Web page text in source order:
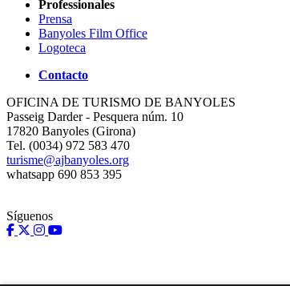
Professionales
Prensa
Banyoles Film Office
Logoteca
Contacto
OFICINA DE TURISMO DE BANYOLES
Passeig Darder - Pesquera núm. 10
17820 Banyoles (Girona)
Tel. (0034) 972 583 470
turisme@ajbanyoles.org
whatsapp 690 853 395
Síguenos